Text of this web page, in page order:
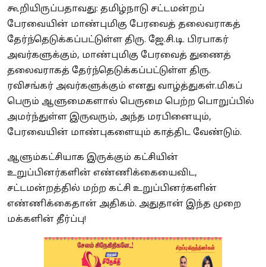
கூறியிருப்பதாவது: தமிழ்நாடு சட்டமன்றப்
பேரவையின் மாண்புமிகு பேரவைத் தலைவராகத்
தேர்ந்தெடுக்கப்பட்டுள்ள திரு. ஜே.சி.டி. பிரபாகர்
அவர்களுக்கும், மாண்புமிகு பேரவைத் துணைத்
தலைவராகத் தேர்ந்தெடுக்கப்பட்டுள்ள திரு.
ரவிசங்கர் அவர்களுக்கும் எனது வாழ்த்துகள்.மிகப்
பெரும் ஆளுமைகளால் பெருமை பெற்ற பொறுப்பில்
அமர்ந்துள்ள இருவரும், அந்த மரபினையும்,
பேரவையின் மாண்புகளையும் காத்திட வேண்டும்.
ஆளும்கட்சியாக இருக்கும் கட்சியின்
உறுப்பினர்களின் எண்ணிக்கையைவிட,
சட்டமன்றத்தில் மற்ற கட்சி உறுப்பினர்களின்
எண்ணிக்கைதான் அதிகம். அதுதான் இந்த முறை
மக்களின் தீர்ப்பு!